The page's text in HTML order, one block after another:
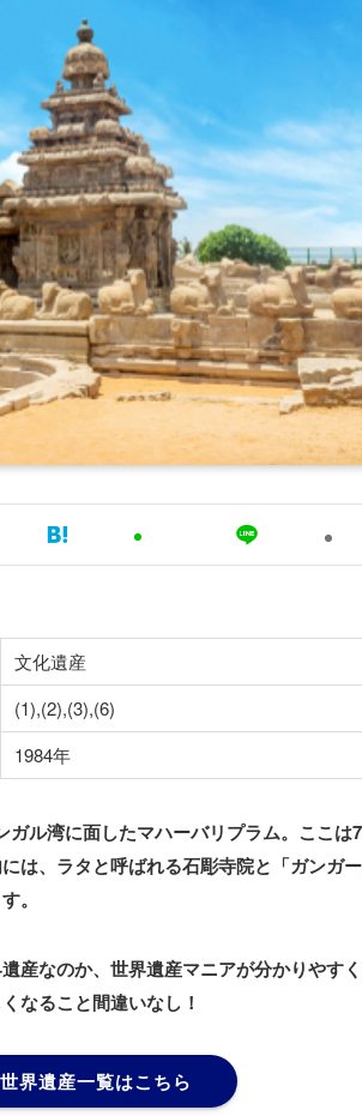
文化遺産
(1),(2),(3),(6)
1984年
ル湾に面したマハーバリプラム。ここは
は、ラタと呼ばれる石彫寺院と「ガンガ
。
産なのか、世界遺産マニアが分かりやす
なること間違いなし！
界遺産一覧はこちら